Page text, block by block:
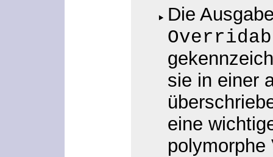
Die
sie in einer
eine
polymorphe